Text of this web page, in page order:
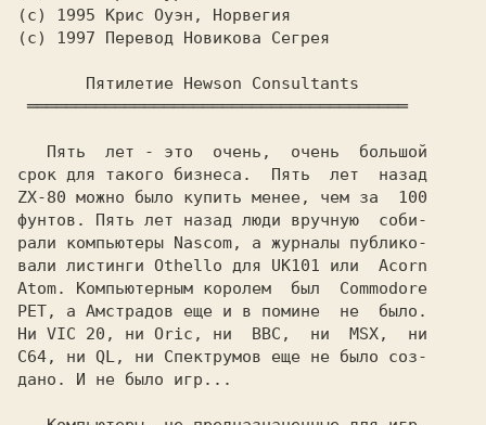
(с) 1997 Перевод Hовикова Сегрея
═══════════════════════════════════════
ZX-80 можно было купить менее, чем за  100
фунтов. Пять лет назад люди вручную  соби-
рали компьютеры Nascom, а журналы публико-
вали листинги Othello для UK101 или Acorn
Atom. Компьютерным королем  был Commodore
PET, а Амстрадов еще и в помине  не  было.
Hи VIC 20, ни Oric, ни BBC, ни MSX,
C64, ни QL, ни Спектрумов еще не было соз-
дано. И не было игр...